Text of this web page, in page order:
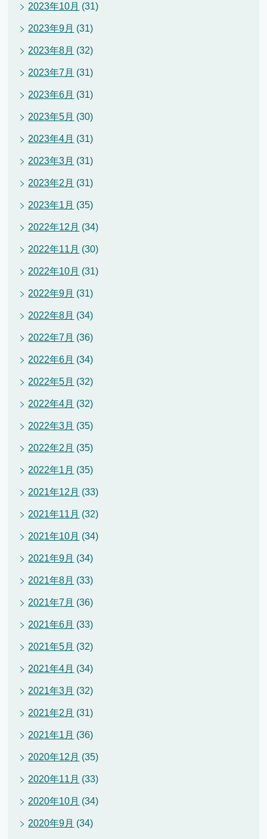
2023年10月 (31)
2023年9月 (31)
2023年8月 (32)
2023年7月 (31)
2023年6月 (31)
2023年5月 (30)
2023年4月 (31)
2023年3月 (31)
2023年2月 (31)
2023年1月 (35)
2022年12月 (34)
2022年11月 (30)
2022年10月 (31)
2022年9月 (31)
2022年8月 (34)
2022年7月 (36)
2022年6月 (34)
2022年5月 (32)
2022年4月 (32)
2022年3月 (35)
2022年2月 (35)
2022年1月 (35)
2021年12月 (33)
2021年11月 (32)
2021年10月 (34)
2021年9月 (34)
2021年8月 (33)
2021年7月 (36)
2021年6月 (33)
2021年5月 (32)
2021年4月 (34)
2021年3月 (32)
2021年2月 (31)
2021年1月 (36)
2020年12月 (35)
2020年11月 (33)
2020年10月 (34)
2020年9月 (34)